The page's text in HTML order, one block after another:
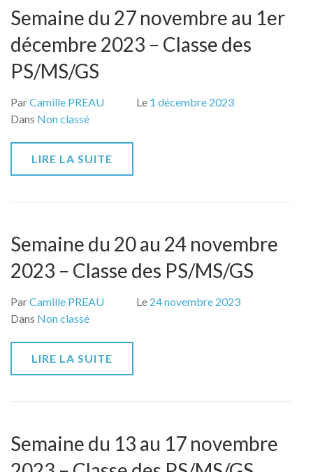
Semaine du 27 novembre au 1er
décembre 2023 – Classe des
PS/MS/GS
ParCamille PREAU Le 1 décembre 2023
Dans Non classé
LIRE LA SUITE
Semaine du 20 au 24 novembre
2023 – Classe des PS/MS/GS
ParCamille PREAU Le 24 novembre 2023
Dans Non classé
LIRE LA SUITE
Semaine du 13 au 17 novembre